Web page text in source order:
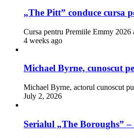
„The Pitt” conduce cursa
Cursa pentru Premiile Emmy
4 weeks ago
Michael Byrne, cunoscut
Michael Byrne, actorul cunoscut
July 2, 2026
Serialul „The Boroughs”